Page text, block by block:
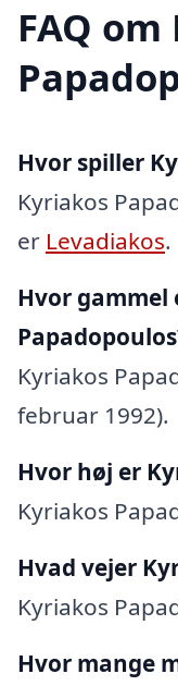
FAQ
Hvor spiller
Kyriakos
er Levadiakos.
Hvor gammel
Kyriakos
februar 1992).
Hvor høj er
Kyriakos
Hvad vejer
Kyriakos
Hvor mange